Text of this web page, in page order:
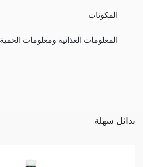
المكونات
المعلومات الغذائية ومعلومات الحمية
بدائل سهلة